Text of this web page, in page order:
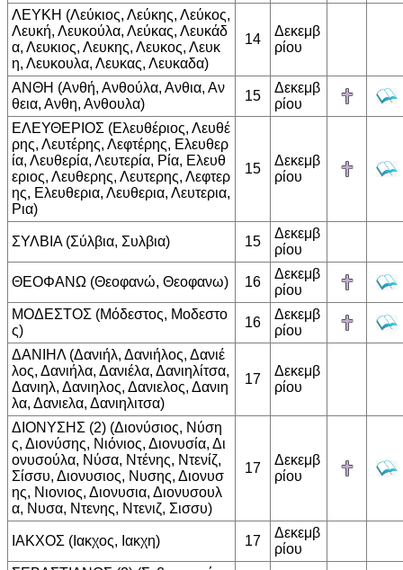
ΛΕΥΚΗ (Λεύκιος, Λεύκης, Λεύκος,
Λευκή, Λευκούλα, Λεύκας, Λευκάδ
α, Λευκιος, Λευκης, Λευκος, Λευκ
η, Λευκουλα, Λευκας, Λευκαδα)
14
Δεκεμβ
ρίου
ΑΝΘΗ (Ανθή, Ανθούλα, Ανθια, Αν
θεια, Ανθη, Ανθουλα)
15
Δεκεμβ
ρίου
ΕΛΕΥΘΕΡΙΟΣ (Ελευθέριος, Λευθέ
ρης, Λευτέρης, Λεφτέρης, Ελευθερ
ία, Λευθερία, Λευτερία, Ρία, Ελευθ
εριος, Λευθερης, Λευτερης, Λεφτερ
ης, Ελευθερια, Λευθερια, Λευτερια,
Ρια)
15
Δεκεμβ
ρίου
ΣΥΛΒΙΑ (Σύλβια, Συλβια) 15
Δεκεμβ
ρίου
ΘΕΟΦΑΝΩ (Θεοφανώ, Θεοφανω) 16
Δεκεμβ
ρίου
ΜΟΔΕΣΤΟΣ (Μόδεστος, Μοδεστο
ς)
16
Δεκεμβ
ρίου
ΔΑΝΙΗΛ (Δανιήλ, Δανιήλος, Δανιέ
λος, Δανιήλα, Δανιέλα, Δανιηλίτσα,
Δανιηλ, Δανιηλος, Δανιελος, Δανιη
λα, Δανιελα, Δανιηλιτσα)
17
Δεκεμβ
ρίου
ΔΙΟΝΥΣΗΣ (2) (Διονύσιος, Νύση
ς, Διονύσης, Νιόνιος, Διονυσία, Δι
ονυσούλα, Νύσα, Ντένης, Ντενίζ,
Σίσσυ, Διονυσιος, Νυσης, Διονυσ
ης, Νιονιος, Διονυσια, Διονυσουλ
α, Νυσα, Ντενης, Ντενιζ, Σισσυ)
17
Δεκεμβ
ρίου
ΙΑΚΧΟΣ (Ιακχος, Ιακχη) 17
Δεκεμβ
ρίου